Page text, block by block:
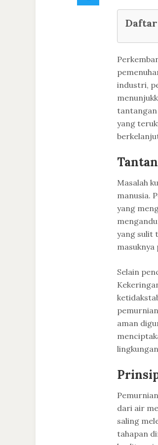
industri,
tantangan
yang
Masalah
manusia.
yang
yang sulit
masuknya
Selain
aman
dari air
saling
tahapan